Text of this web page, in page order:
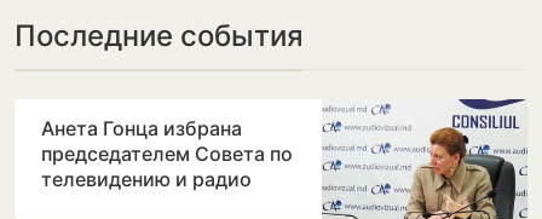
Последние события
Анета Гонца избрана
председателем Совета по
телевидению и радио